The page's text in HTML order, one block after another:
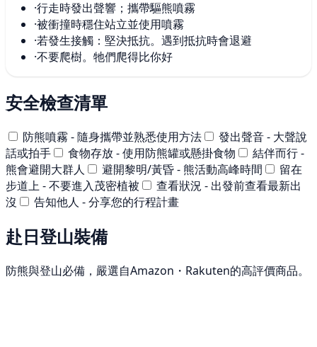
·行走時發出聲響；攜帶驅熊噴霧
·被衝撞時穩住站立並使用噴霧
·若發生接觸：堅決抵抗。遇到抵抗時會退避
·不要爬樹。牠們爬得比你好
安全檢查清單
防熊噴霧 - 隨身攜帶並熟悉使用方法
發出聲音 - 大聲說
話或拍手
食物存放 - 使用防熊罐或懸掛食物
結伴而行 -
熊會避開大群人
避開黎明/黃昏 - 熊活動高峰時間
留在
步道上 - 不要進入茂密植被
查看狀況 - 出發前查看最新出
沒
告知他人 - 分享您的行程計畫
赴日登山裝備
防熊與登山必備，嚴選自Amazon・Rakuten的高評價商品。